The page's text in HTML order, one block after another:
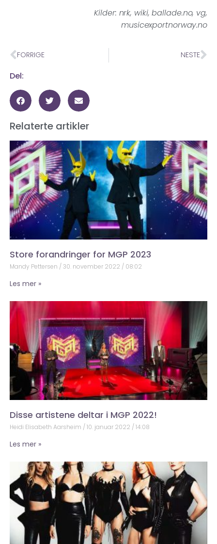
Kilder: nrk, wiki, ballade.no, vg,
musicexportnorway.no
FORRIGE NESTE
Del:
Relaterte artikler
Store forandringer for MGP 2023
Mandy Pettersen 30. november 2022 08:02
Les mer »
Disse artistene deltar i MGP 2022!
Heidi Elisabeth Aarsheim 10. januar 2022 14:08
Les mer »